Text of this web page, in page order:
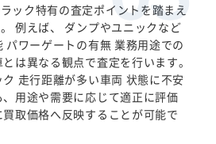
ック特有の査定ポイントを踏まえ
例えば、 ダンプやユニックなど
パワーゲートの有無 業務用途での
は異なる観点で査定を行います。
走行距離が多い車両 状態に不安
用途や需要に応じて適正に評価
取価格へ反映することが可能で